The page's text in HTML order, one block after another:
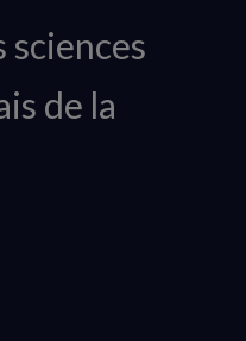
sciences
de la